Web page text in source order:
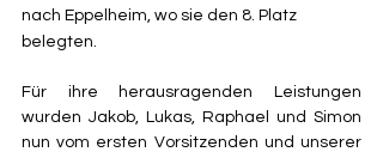
nach Eppelheim, wo sie den 8. Platz
belegten.
Für ihre herausragenden Leistungen
wurden Jakob, Lukas, Raphael und Simon
nun vom ersten Vorsitzenden und unserer